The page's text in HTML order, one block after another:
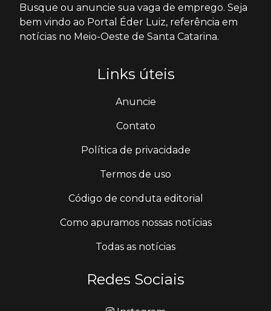
Busque ou anuncie sua vaga de emprego. Seja
bem vindo ao Portal Éder Luiz, referência em
notícias no Meio-Oeste de Santa Catarina.
Links úteis
Anuncie
Contato
Política de privacidade
Termos de uso
Código de conduta editorial
Como apuramos nossas notícias
Todas as notícias
Redes Sociais